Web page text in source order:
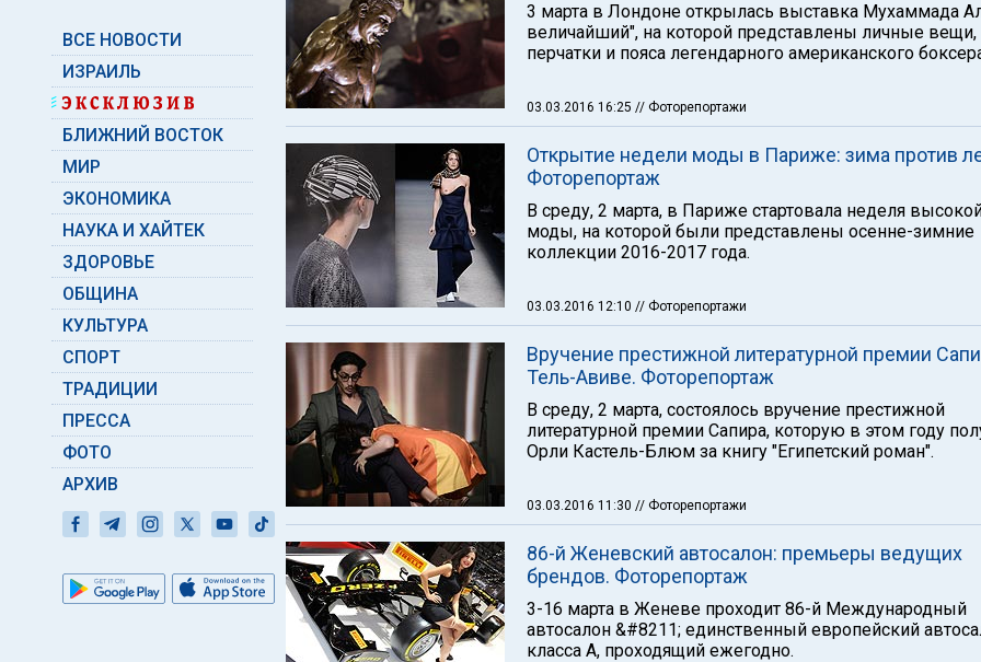
ВСЕ НОВОСТИ
ИЗРАИЛЬ
БЛИЖНИЙ ВОСТОК
МИР
ЭКОНОМИКА
НАУКА И ХАЙТЕК
ЗДОРОВЬЕ
ОБЩИНА
КУЛЬТУРА
СПОРТ
ТРАДИЦИИ
ПРЕССА
ФОТО
АРХИВ
3 марта в Лондоне открылась выставка Мухаммада
величайший", на которой представлены личные вещи,
перчатки и пояса легендарного американского
03.03.2016 16:25 // Фоторепортажи
Открытие недели моды в Париже: зима против
Фоторепортаж
В среду, 2 марта, в Париже стартовала неделя
моды, на которой были представлены осенне-зимние
коллекции 2016-2017 года.
03.03.2016 12:10 // Фоторепортажи
Вручение престижной литературной премии
Тель-Авиве. Фоторепортаж
В среду, 2 марта, состоялось вручение престижной
литературной премии Сапира, которую в этом году
Орли Кастель-Блюм за книгу "Египетский роман".
03.03.2016 11:30 // Фоторепортажи
86-й Женевский автосалон: премьеры ведущих
брендов. Фоторепортаж
3-16 марта в Женеве проходит 86-й Международный
автосалон &#8211; единственный европейский
класса А, проходящий ежегодно.